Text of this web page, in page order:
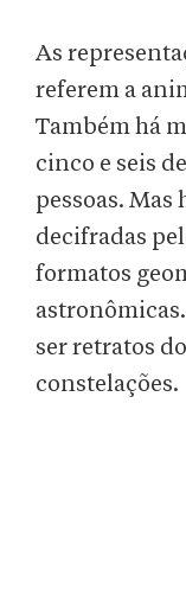
As
referem a
Também há
cinco e seis
pessoas.
decifradas
formatos
ser retratos
constelações.